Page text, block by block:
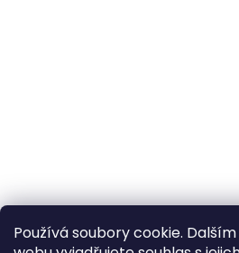
Používá soubory cookie.